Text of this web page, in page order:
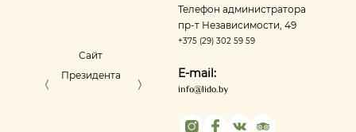
Сайт
Президента
Президента
Республики
Телефон администратора
пр‑т Независимости, 49
+375 (29) 302 59 59
E-mail:
info@lido.by